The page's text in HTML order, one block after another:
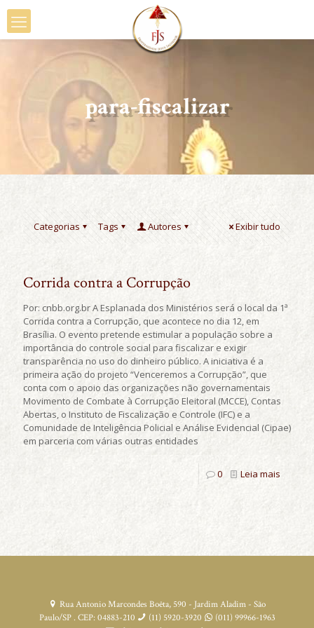
para-fiscalizar
Categorias Tags Autores Exibir tudo
Corrida contra a Corrupção
Por: cnbb.org.br A Esplanada dos Ministérios será o local da 1ª
Corrida contra a Corrupção, que acontece no dia 12, em
Brasília. O evento pretende estimular a população sobre a
importância do controle social para fiscalizar e exigir
transparência no uso do dinheiro público. A iniciativa é a
primeira ação do projeto “Venceremos a Corrupção”, que
conta com o apoio das organizações não governamentais
Movimento de Combate à Corrupção Eleitoral (MCCE), Contas
Abertas, o Instituto de Fiscalização e Controle (IFC) e a
Comunidade de Inteligência Policial e Análise Evidencial (Cipae)
em parceria com várias outras entidades
0 Leia mais
Rua Antonio Marcondes Boêta, 590 - Jardim Aladim - São
Paulo/SP . CEP: 04883-210
(11) 5920-3920
(011) 99966-1963